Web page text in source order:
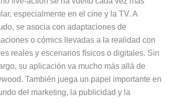
especialmente en el cine y la TV. A
se asocia con adaptaciones de
o cómics llevadas a la realidad con
reales y escenarios físicos o digitales. Sin
su aplicación va mucho más allá de
También juega un papel importante en
del marketing, la publicidad y la